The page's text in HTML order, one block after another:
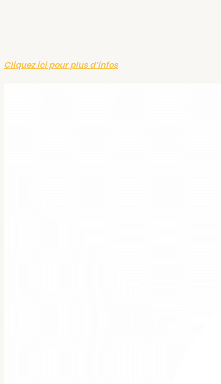
Cliquez ici pour plus d’infos